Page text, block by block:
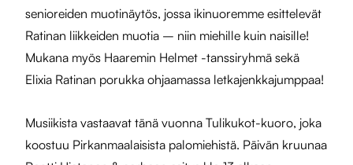
senioreiden muotinäytös, jossa ikinuoremme esittelevät
Ratinan liikkeiden muotia – niin miehille kuin naisille!
Mukana myös Haaremin Helmet -tanssiryhmä sekä
Elixia Ratinan porukka ohjaamassa letkajenkkajumppaa!
Musiikista vastaavat tänä vuonna Tulikukot-kuoro, joka
koostuu Pirkanmaalaisista palomiehistä. Päivän kruunaa